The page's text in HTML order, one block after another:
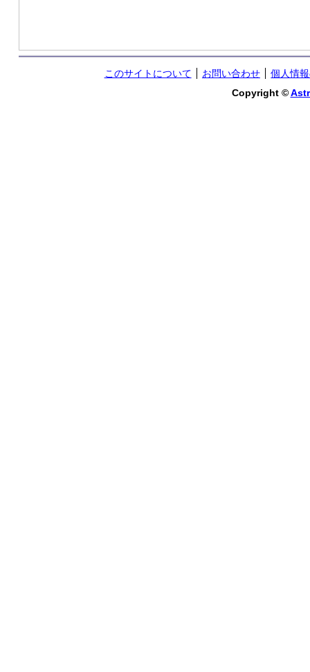
このサイトについて お問い合わせ
個人情
Copyright ©